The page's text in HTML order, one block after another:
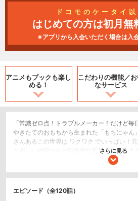
ドコモのケータイ
はじめての方は初月無
※アプリから入会いただく場合は入
アニメもブックも楽し
める！
こだわりの機能／
なサービス
「常識ゼロ点！トラブルメーカー！だけど毎
やきたてのおもちから生まれた「もちにゃん
さんあるこの世界は ワクワク でいっぱい！
と楽しい仲間たちの刺激的な毎日が今はじま
ショート
さらに見る
エピソード（全120話）